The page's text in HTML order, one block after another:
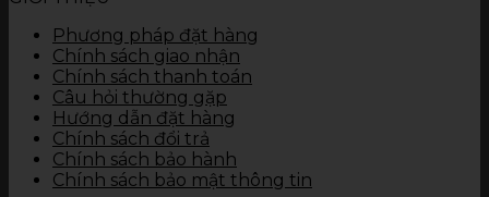
Phương pháp đặt hàng
Chính sách giao nhận
Chính sách thanh toán
Câu hỏi thường gặp
Hướng dẫn đặt hàng
Chính sách đổi trả
Chính sách bảo hành
Chính sách bảo mật thông tin